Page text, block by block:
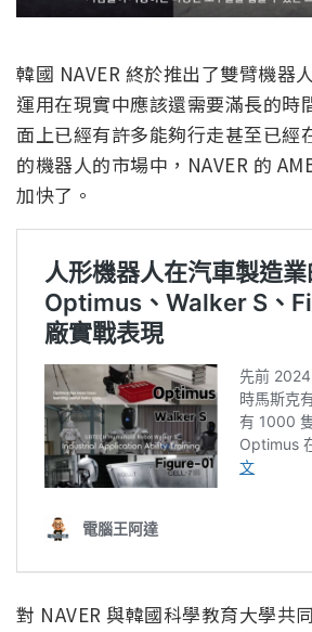
韓國 NAVER 終於推出了雙臂機器
運用在現實中應該還需要滿長的時
面上已經有許多能夠行走甚至已經
的機器人的市場中，NAVER 的
加快了。
對 NAVER 與韓國科學教育大學共